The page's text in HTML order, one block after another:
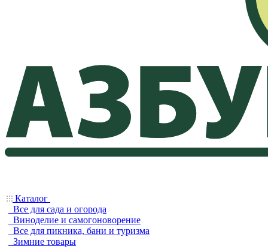
Каталог
Все для сада и огорода
Виноделие и самогоноворение
Все для пикника, бани и туризма
Зимние товары